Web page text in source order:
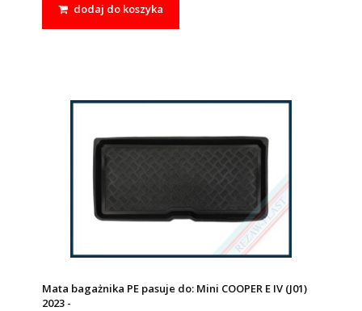
dodaj do koszyka
Mata bagażnika PE pasuje do: Mini COOPER E IV (J01)
2023 -